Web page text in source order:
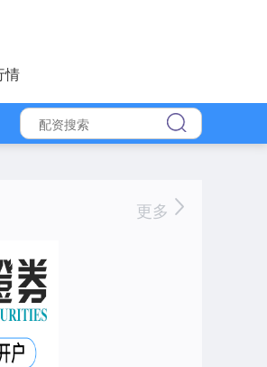
情
更多